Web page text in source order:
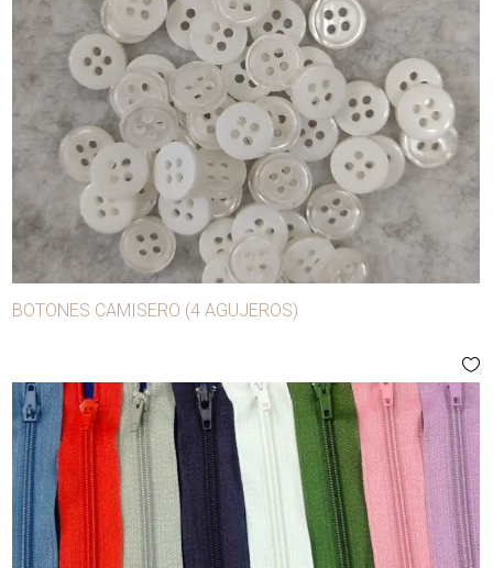
BOTONES CAMISERO (4 AGUJEROS)